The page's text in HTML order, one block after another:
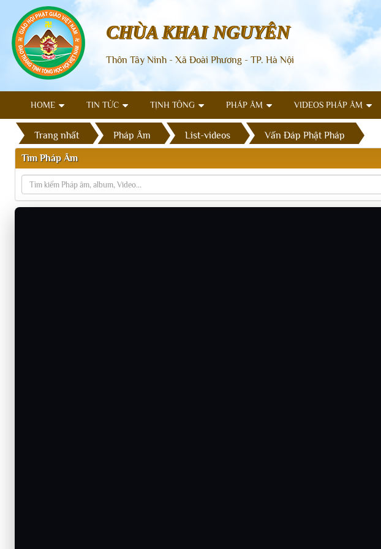
CHÙA KHAI NGUYÊN
Thôn Tây Ninh - Xã Đoài Phương - TP. Hà Nội
HOME TIN TỨC TỊNH TÔNG PHÁP ÂM VIDEOS PHÁP ÂM
Trang nhất Pháp Âm List-videos Vấn Đáp Phật Pháp
Tìm Pháp Âm